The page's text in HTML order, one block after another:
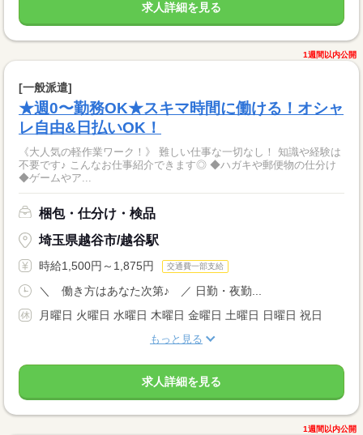
求人詳細を見る
1週間以内公開
[一般派遣]
★週0〜勤務OK★スキマ時間に働ける！オシャ
レ自由&日払いOK！
《大人気の軽作業ワーク！》 難しい仕事な一切なし！ 知識や経験は
不要です♪ こんなお仕事紹介できます◎ ◆ハガキや郵便物の仕分け
◆ゲームやア...
梱包・仕分け・検品
埼玉県越谷市/越谷駅
時給1,500円～1,875円 交通費一部支給
＼ 働き方はあなた次第♪ ／ 日勤・夜勤...
月曜日 火曜日 水曜日 木曜日 金曜日 土曜日 日曜日 祝日
もっと見る
求人詳細を見る
1週間以内公開